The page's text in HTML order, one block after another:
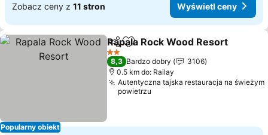
Zobacz ceny z 11 stron Wyświetl ceny
Popularny obiekt
Udostępnij
Dodaj do ulubionych
Rapala Rock Wood Resort
2 Kategoria
8,3 Bardzo dobry
3106
0.5 km do: Railay
Autentyczna tajska restauracja na świeżym
powietrzu